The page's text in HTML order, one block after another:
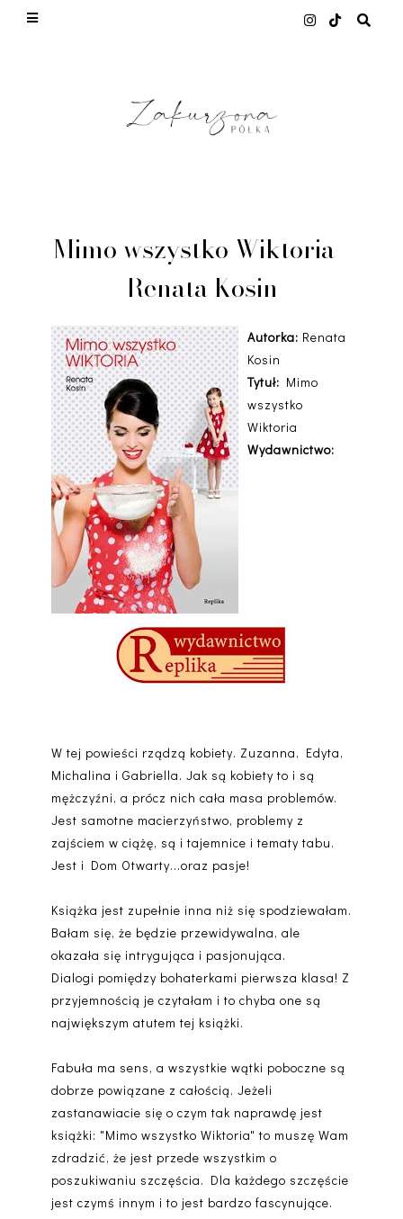
Mimo wszystko Wiktoria -
Renata Kosin
Autorka: Renata
Kosin
Tytuł: Mimo
wszystko
Wiktoria
Wydawnictwo:
W tej powieści rządzą kobiety. Zuzanna, Edyta,
Michalina i Gabriella. Jak są kobiety to i są
mężczyźni, a prócz nich cała masa problemów.
Jest samotne macierzyństwo, problemy z
zajściem w ciążę, są i tajemnice i tematy tabu.
Jest i Dom Otwarty...oraz pasje!
Książka jest zupełnie inna niż się spodziewałam.
Bałam się, że będzie przewidywalna, ale
okazała się intrygująca i pasjonująca.
Dialogi pomiędzy bohaterkami pierwsza klasa! Z
przyjemnością je czytałam i to chyba one są
największym atutem tej książki.
Fabuła ma sens, a wszystkie wątki poboczne są
dobrze powiązane z całością. Jeżeli
zastanawiacie się o czym tak naprawdę jest
książki: "Mimo wszystko Wiktoria" to muszę Wam
zdradzić, że jest przede wszystkim o
poszukiwaniu szczęścia. Dla każdego szczęście
jest czymś innym i to jest bardzo fascynujące.
This site uses cookies from Google to deliver its
quality of service, generate usage statistics, and
to detect and address abuse.
LEARN MORE